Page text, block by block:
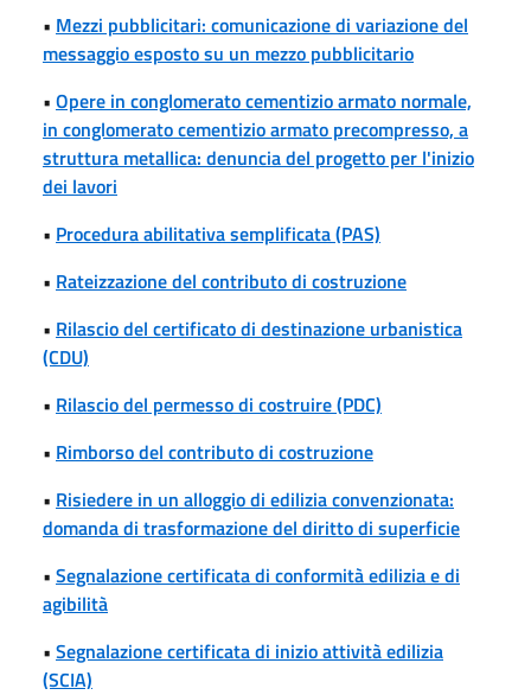
• Mezzi pubblicitari: comunicazione di variazione del
messaggio esposto su un mezzo pubblicitario
• Opere in conglomerato cementizio armato normale,
in conglomerato cementizio armato precompresso, a
struttura metallica: denuncia del progetto per l'inizio
dei lavori
• Procedura abilitativa semplificata (PAS)
• Rateizzazione del contributo di costruzione
• Rilascio del certificato di destinazione urbanistica
(CDU)
• Rilascio del permesso di costruire (PDC)
• Rimborso del contributo di costruzione
• Risiedere in un alloggio di edilizia convenzionata:
domanda di trasformazione del diritto di superficie
• Segnalazione certificata di conformità edilizia e di
agibilità
• Segnalazione certificata di inizio attività edilizia
(SCIA)